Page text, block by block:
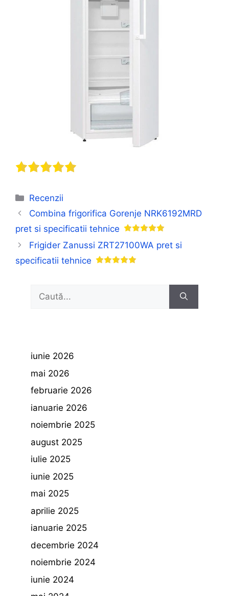
Categorii
Recenzii
Combina frigorifica Gorenje NRK6192MRD
pret si specificatii tehnice
Frigider Zanussi ZRT27100WA pret si
specificatii tehnice
Caută
iunie 2026
mai 2026
februarie 2026
ianuarie 2026
noiembrie 2025
august 2025
iulie 2025
iunie 2025
mai 2025
aprilie 2025
ianuarie 2025
decembrie 2024
noiembrie 2024
iunie 2024